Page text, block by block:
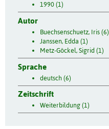
1990 (1)
Autor
Buechsenschuetz, Iris (6)
Janssen, Edda (1)
Metz-Göckel, Sigrid (1)
Sprache
deutsch (6)
Zeitschrift
Weiterbildung (1)